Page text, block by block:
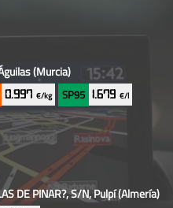
(Murcia)
0.997€/kg SP95 1.679 €/l
DE PINAR?, S/N, Pulpí(Almería)